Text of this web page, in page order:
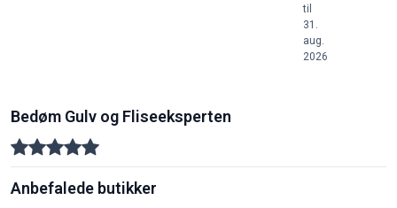
til
31.
aug.
2026
Bedøm Gulv og Fliseeksperten
Anbefalede butikker